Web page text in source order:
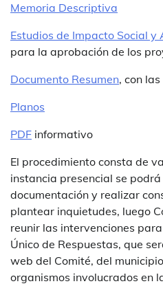
Memoria Descriptiva
Estudios de Impacto Social y
para la aprobación de los
Documento Resumen, con
Planos
PDF informativo
El procedimiento consta de
instancia presencial se
documentación y realizar
plantear inquietudes, luego
reunir las intervenciones
Único de Respuestas, que
web del Comité, del
organismos involucrados en